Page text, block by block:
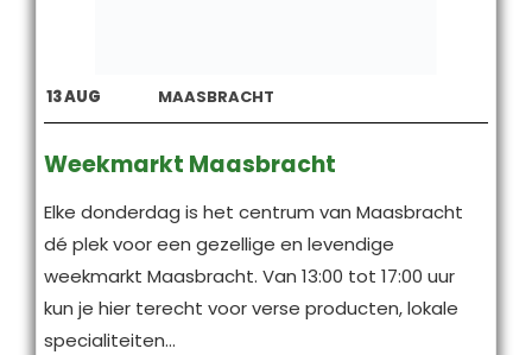
13AUG MAASBRACHT
Weekmarkt Maasbracht
Elke donderdag is het centrum van Maasbracht
dé plek voor een gezellige en levendige
weekmarkt Maasbracht. Van 13:00 tot 17:00 uur
kun je hier terecht voor verse producten, lokale
specialiteiten...